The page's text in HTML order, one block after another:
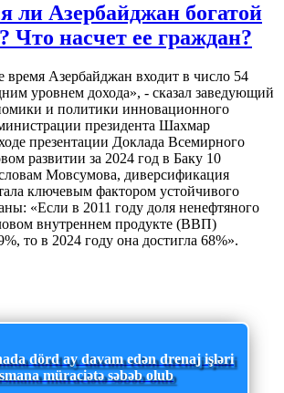
ли Азербайджан богатой
Что насчет ее граждан?
время Азербайджан входит в число 54
уровнем дохода», - сказал заведующий
и политики инновационного
президента Шахмар
презентации Доклада Всемирного
развитии за 2024 год в Баку 10
Мовсумова, диверсификация
ключевым фактором устойчивого
«Если в 2011 году доля ненефтяного
внутреннем продукте (ВВП)
то в 2024 году она достигла 68%».
dörd ay davam edən drenaj işləri
müraciətə səbəb olub